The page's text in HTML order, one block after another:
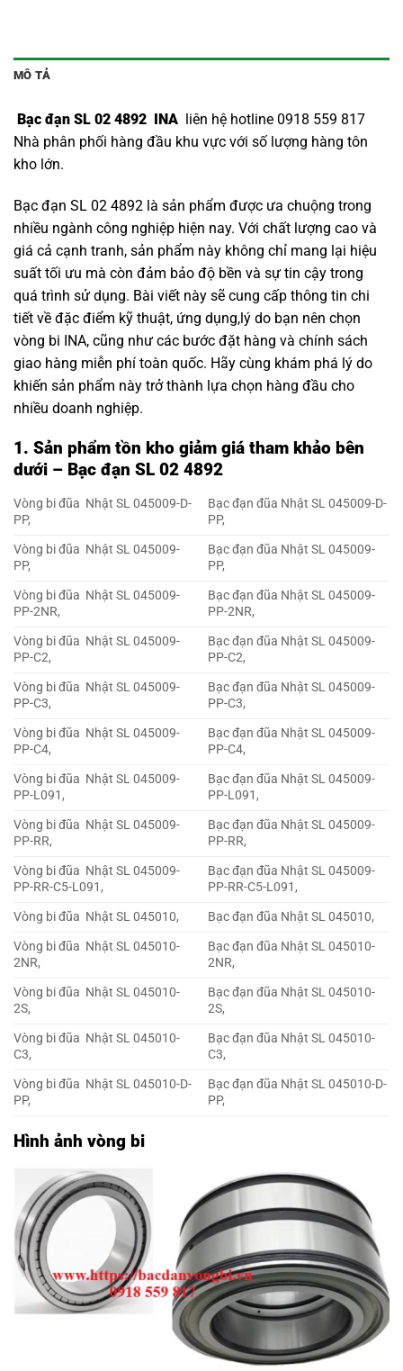
MÔ TẢ
Bạc đạn SL 02 4892 INA liên hệ hotline 0918 559 817
Nhà phân phối hàng đầu khu vực với số lượng hàng tôn
kho lớn.
Bạc đạn SL 02 4892 là sản phẩm được ưa chuộng trong
nhiều ngành công nghiệp hiện nay. Với chất lượng cao và
giá cả cạnh tranh, sản phẩm này không chỉ mang lại hiệu
suất tối ưu mà còn đảm bảo độ bền và sự tin cậy trong
quá trình sử dụng. Bài viết này sẽ cung cấp thông tin chi
tiết về đặc điểm kỹ thuật, ứng dụng,lý do bạn nên chọn
vòng bi INA, cũng như các bước đặt hàng và chính sách
giao hàng miễn phí toàn quốc. Hãy cùng khám phá lý do
khiến sản phẩm này trở thành lựa chọn hàng đầu cho
nhiều doanh nghiệp.
1. Sản phẩm tồn kho giảm giá tham khảo bên
dưới – Bạc đạn SL 02 4892
Vòng bi đũa Nhật SL 045009-D-
PP,
Bạc đạn đũa Nhật SL 045009-D-
PP,
Vòng bi đũa Nhật SL 045009-
PP,
Bạc đạn đũa Nhật SL 045009-
PP,
Vòng bi đũa Nhật SL 045009-
PP-2NR,
Bạc đạn đũa Nhật SL 045009-
PP-2NR,
Vòng bi đũa Nhật SL 045009-
PP-C2,
Bạc đạn đũa Nhật SL 045009-
PP-C2,
Vòng bi đũa Nhật SL 045009-
PP-C3,
Bạc đạn đũa Nhật SL 045009-
PP-C3,
Vòng bi đũa Nhật SL 045009-
PP-C4,
Bạc đạn đũa Nhật SL 045009-
PP-C4,
Vòng bi đũa Nhật SL 045009-
PP-L091,
Bạc đạn đũa Nhật SL 045009-
PP-L091,
Vòng bi đũa Nhật SL 045009-
PP-RR,
Bạc đạn đũa Nhật SL 045009-
PP-RR,
Vòng bi đũa Nhật SL 045009-
PP-RR-C5-L091,
Bạc đạn đũa Nhật SL 045009-
PP-RR-C5-L091,
Vòng bi đũa Nhật SL 045010,
Bạc đạn đũa Nhật SL 045010,
Vòng bi đũa Nhật SL 045010-
2NR,
Bạc đạn đũa Nhật SL 045010-
2NR,
Vòng bi đũa Nhật SL 045010-
2S,
Bạc đạn đũa Nhật SL 045010-
2S,
Vòng bi đũa Nhật SL 045010-
C3,
Bạc đạn đũa Nhật SL 045010-
C3,
Vòng bi đũa Nhật SL 045010-D-
PP,
Bạc đạn đũa Nhật SL 045010-D-
PP,
Hình ảnh vòng bi